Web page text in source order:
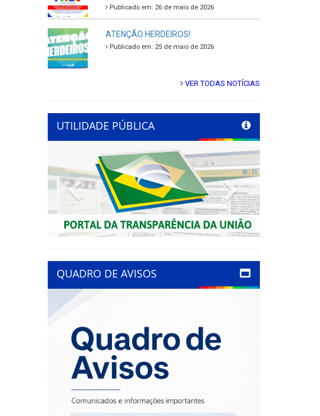
Publicado em: 26 de maio de 2026
ATENÇÃO HERDEIROS!
Publicado em: 25 de maio de 2026
VER TODAS NOTÍCIAS
UTILIDADE PÚBLICA
Previous Next
QUADRO DE AVISOS